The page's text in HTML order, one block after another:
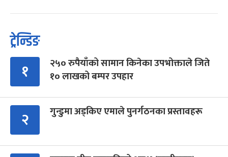
ट्रेन्डिङ
१
२५० रुपैयाँको सामान किनेका उपभोक्ताले जिते
१० लाखको बम्पर उपहार
२ गुन्डुमा अड्किए एमाले पुनर्गठनका प्रस्तावहरू